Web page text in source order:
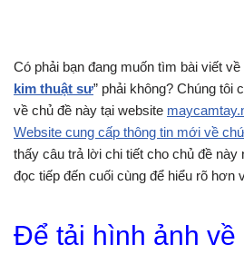
Có phải bạn đang muốn tìm bài viết về
kim thuật sư” phải không? Chúng tôi
về chủ đề này tại website
Website cung cấp thông tin mới về
thấy câu trả lời chi tiết cho chủ đề này
đọc tiếp đến cuối cùng để hiểu rõ hơn
Để tải hình ảnh về